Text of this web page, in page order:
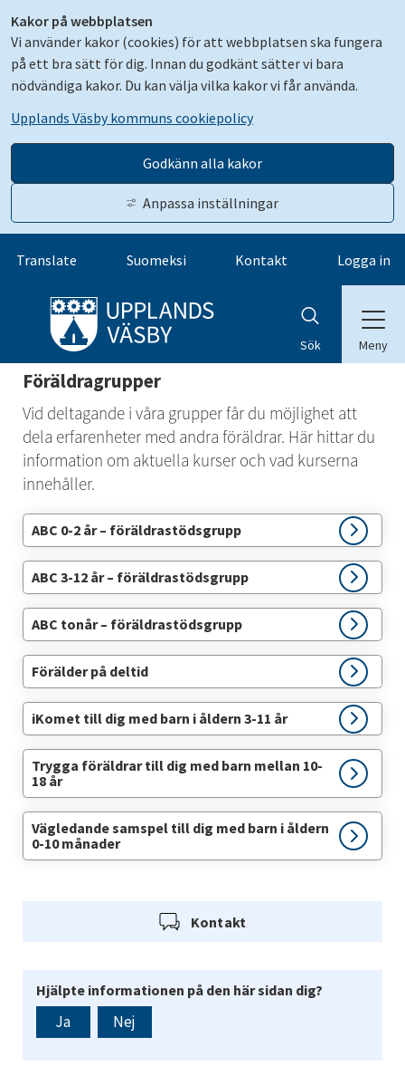
Kakor på webbplatsen
Vi använder kakor (cookies) för att webbplatsen ska fungera
på ett bra sätt för dig. Innan du godkänt sätter vi bara
nödvändiga kakor. Du kan välja vilka kakor vi får använda.
Upplands Väsby kommuns cookiepolicy
Godkänn alla kakor
Anpassa inställningar
Gå till innehåll
Translate Suomeksi Kontakt Logga in
Sök Meny
Föräldragrupper
Vid deltagande i våra grupper får du möjlighet att
dela erfarenheter med andra föräldrar. Här hittar du
information om aktuella kurser och vad kurserna
innehåller.
ABC 0-2 år – föräldrastödsgrupp
ABC 3-12 år – föräldrastödsgrupp
ABC tonår – föräldrastödsgrupp
Förälder på deltid
iKomet till dig med barn i åldern 3-11 år
Trygga föräldrar till dig med barn mellan 10-
18 år
Vägledande samspel till dig med barn i åldern
0-10 månader
Kontakt
Hjälpte informationen på den här sidan dig?
Ja Nej